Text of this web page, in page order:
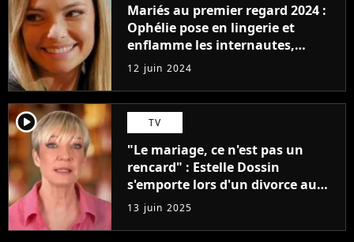
Mariés au premier regard 2024 :
Ophélie pose en lingerie et
enflamme les internautes,
"Quelle pure beauté parfaite !"
12 juin 2024
player2 TV
"Le mariage, ce n'est pas un
rencard" : Estelle Dossin
s'emporte lors d'un divorce au
bilan de Mariés au premier
regard
13 juin 2025